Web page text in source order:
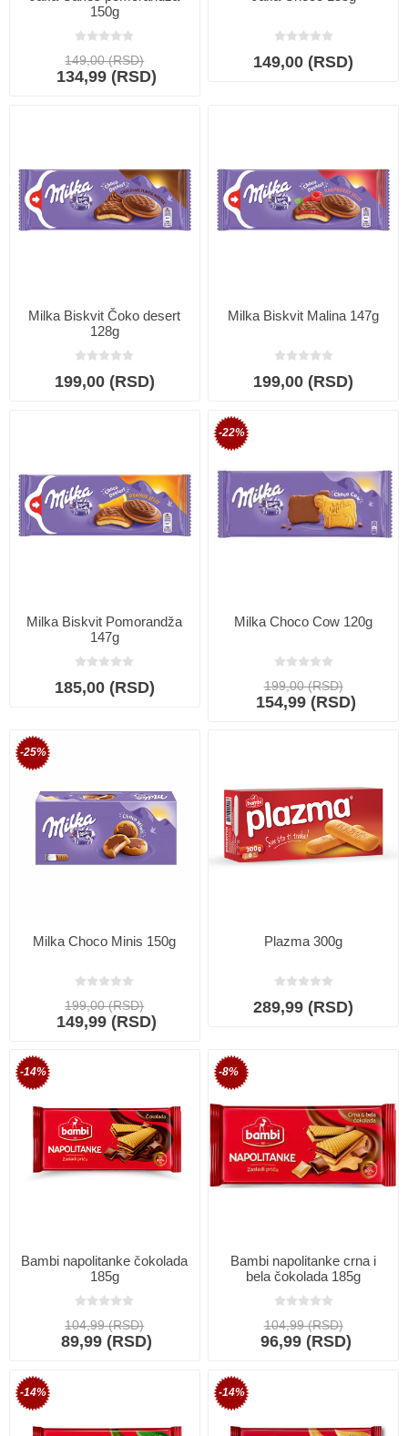
150g
149,00 (RSD)
134,99 (RSD)
149,00 (RSD)
Milka Biskvit Čoko desert
128g
199,00 (RSD)
Milka Biskvit Malina 147g
199,00 (RSD)
Milka Biskvit Pomorandža
147g
185,00 (RSD)
-22%
Milka Choco Cow 120g
199,00 (RSD)
154,99 (RSD)
-25%
Milka Choco Minis 150g
199,00 (RSD)
149,99 (RSD)
Plazma 300g
289,99 (RSD)
-14%
Bambi napolitanke čokolada
185g
104,99 (RSD)
89,99 (RSD)
-8%
Bambi napolitanke crna i
bela čokolada 185g
104,99 (RSD)
96,99 (RSD)
-14% -14%